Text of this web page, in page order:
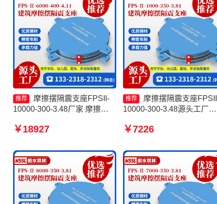
推荐
摩擦摆隔震支座FPSII-
10000-300-3.48厂家 摩擦摆
隔振支座生产厂家 摩擦摆隔震
家
￥18927
推荐
摩擦摆隔震支座
10000-300-3.48源头工厂
摩擦摆隔震支座FPSII-
Ⅱ-2000-500-3.8厂家
￥7226